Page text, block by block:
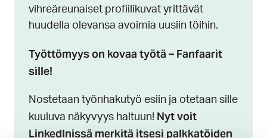
vihreäreunaiset profiilikuvat yrittävät
huudella olevansa avoimia uusiin töihin.
Työttömyys on kovaa työtä – Fanfaarit
sille!
Nostetaan työnhakutyö esiin ja otetaan sille
kuuluva näkyvyys haltuun! Nyt voit
LinkedInissä merkitä itsesi palkkatöiden